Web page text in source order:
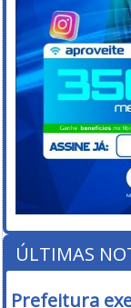
ÚLTIMAS
Prefeitura